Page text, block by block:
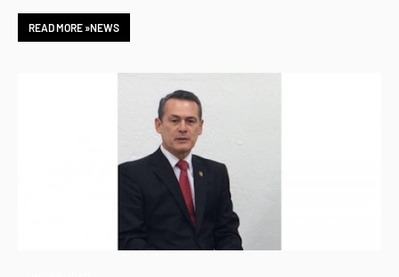
READ MORE »NEWS